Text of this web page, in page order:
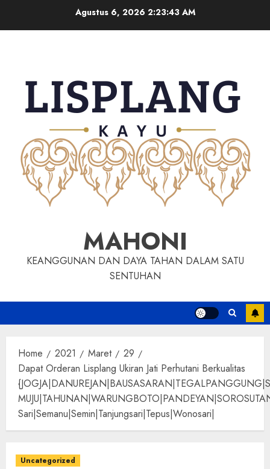
Agustus 6, 2026 2:23:44 AM
MAHONI
KEANGGUNAN DAN DAYA TAHAN DALAM SATU
SENTUHAN
Home 2021 Maret
29
Dapat Orderan Lisplang Ukiran Jati Perhutani Berkualitas
Sari|Semanu|Semin|Tanjungsari|Tepus|Wonosari|
Uncategorized